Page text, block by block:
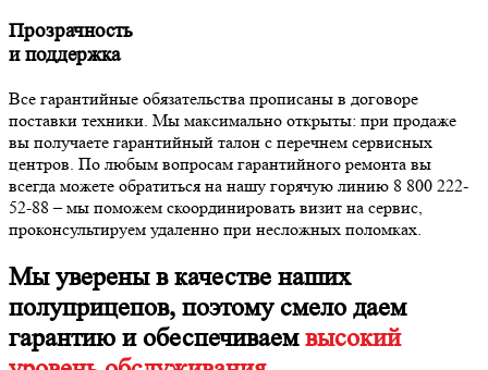
Прозрачность
и поддержка
Все гарантийные обязательства прописаны в договоре
поставки техники. Мы максимально открыты: при продаже
вы получаете гарантийный талон с перечнем сервисных
центров. По любым вопросам гарантийного ремонта вы
всегда можете обратиться на нашу горячую линию 8 800 222-
52-88 – мы поможем скоординировать визит на сервис,
проконсультируем удаленно при несложных поломках.
Мы уверены в качестве наших
полуприцепов, поэтому смело даем
гарантию и обеспечиваем высокий